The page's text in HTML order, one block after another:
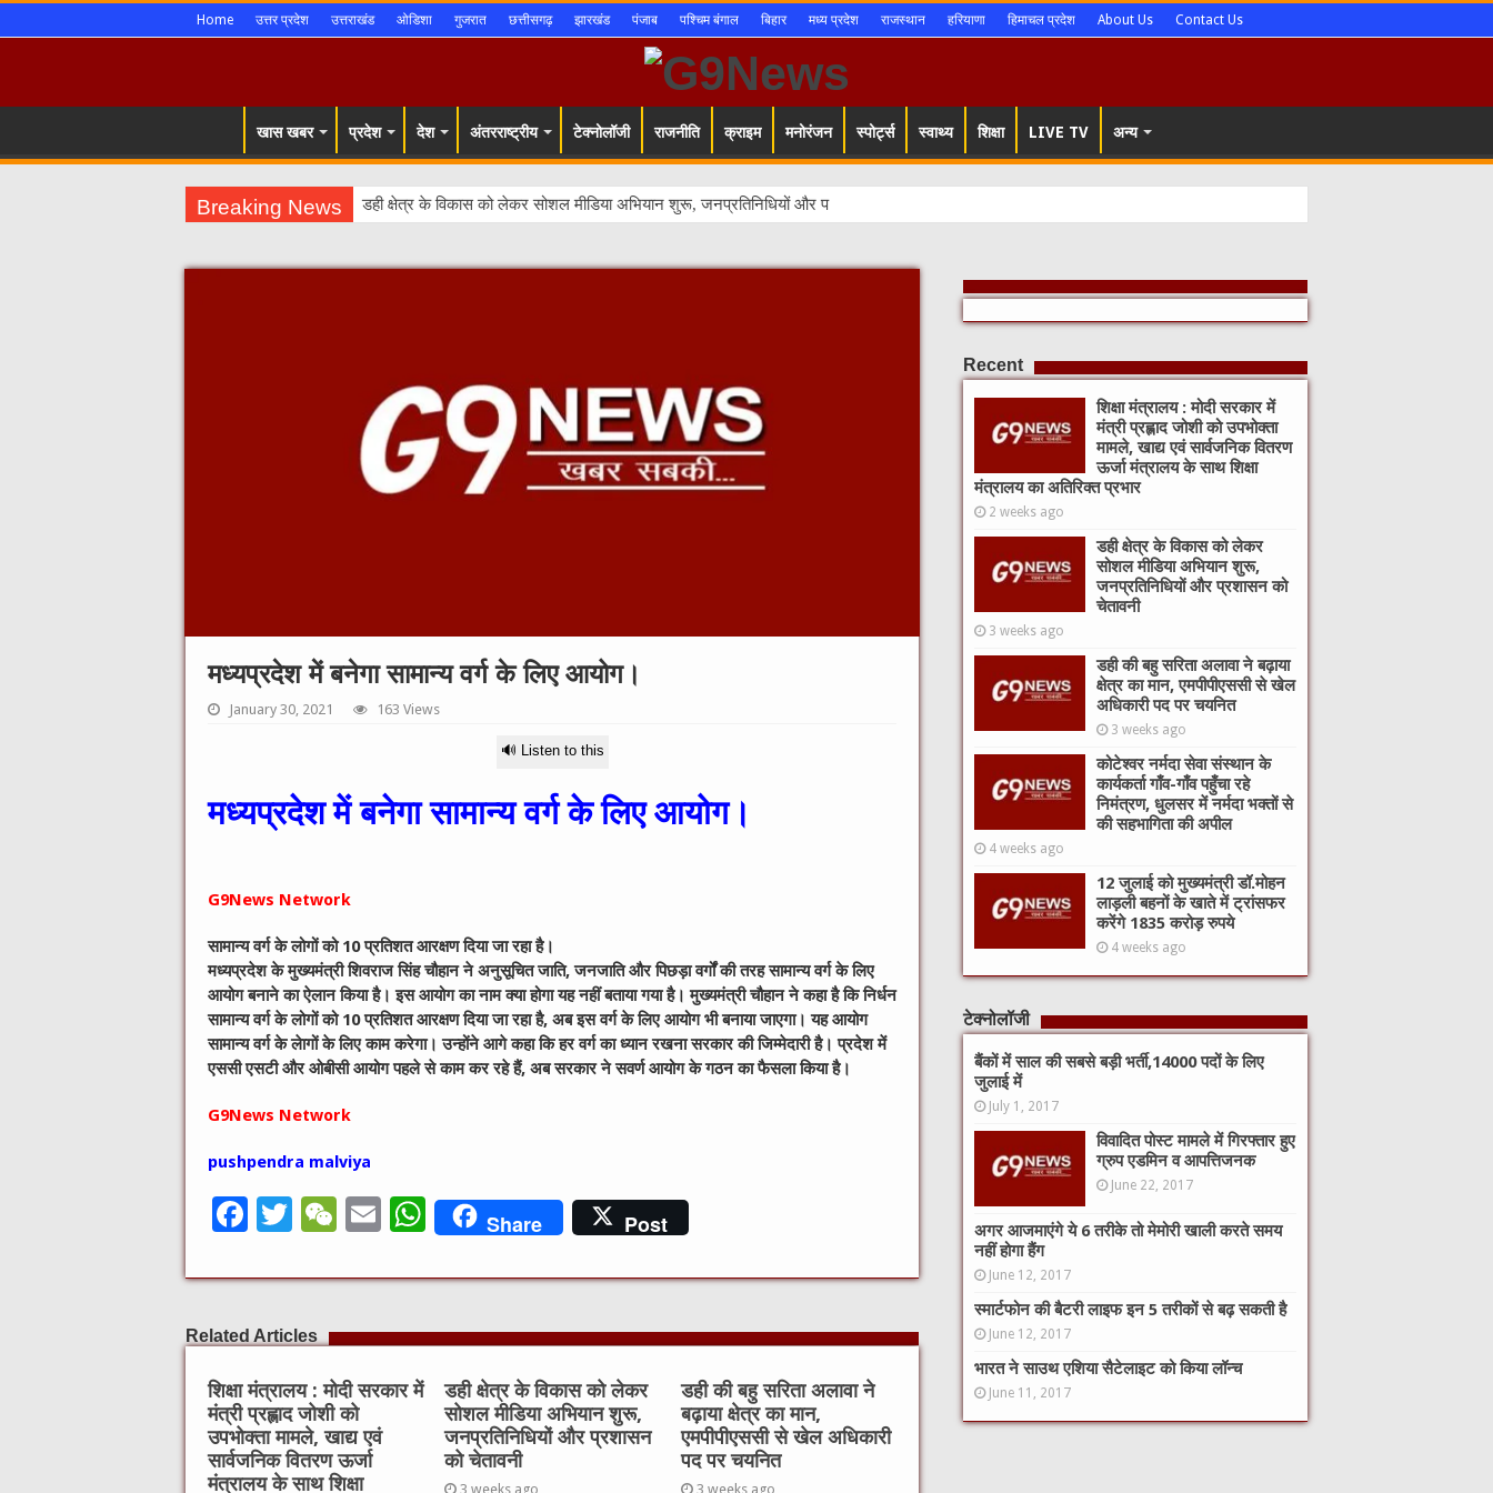
Home उत्तर प्रदेश उत्तराखंड ओडिशा गुजरात छत्तीसगढ़ झारखंड पंजाब पश्चिम बंगाल बिहार मध्य प्रदेश राजस्थान हरियाणा हिमाचल प्रदेश About Us Contact Us
खास खबर प्रदेश देश अंतरराष्ट्रीय टेक्नोलॉजी राजनीति क्राइम मनोरंजन स्पोर्ट्स स्वाथ्य शिक्षा LIVE TV अन्य
Breaking News
मध्यप्रदेश में बनेगा सामान्य वर्ग के लिए आयोग।
January 30, 2021 163 Views
🔊 Listen to this
मध्यप्रदेश में बनेगा सामान्य वर्ग के लिए आयोग।
G9News Network
सामान्य वर्ग के लोगों को 10 प्रतिशत आरक्षण दिया जा रहा है।
मध्यप्रदेश के मुख्यमंत्री शिवराज सिंह चौहान ने अनुसूचित जाति, जनजाति और पिछड़ा वर्गों की तरह सामान्य वर्ग के लिए
आयोग बनाने का ऐलान किया है। इस आयोग का नाम क्या होगा यह नहीं बताया गया है। मुख्यमंत्री चौहान ने कहा है कि निर्धन
सामान्य वर्ग के लोगों को 10 प्रतिशत आरक्षण दिया जा रहा है, अब इस वर्ग के लिए आयोग भी बनाया जाएगा। यह आयोग
सामान्य वर्ग के लेागों के लिए काम करेगा। उन्होंने आगे कहा कि हर वर्ग का ध्यान रखना सरकार की जिम्मेदारी है। प्रदेश में
एससी एसटी और ओबीसी आयोग पहले से काम कर रहे हैं, अब सरकार ने सवर्ण आयोग के गठन का फैसला किया है।
G9News Network
pushpendra malviya
F
c
e
b
o
o
k
T
it
te
r
W
C
h
at
E
ai
l
W
h
at
s
A
p
p
Share Post
Related Articles
शिक्षा मंत्रालय : मोदी सरकार में
मंत्री प्रह्लाद जोशी को
उपभोक्ता मामले, खाद्य एवं
सार्वजनिक वितरण ऊर्जा
मंत्रालय के साथ शिक्षा
डही क्षेत्र के विकास को लेकर
सोशल मीडिया अभियान शुरू,
जनप्रतिनिधियों और प्रशासन
को चेतावनी
3 weeks ago
डही की बहु सरिता अलावा ने
बढ़ाया क्षेत्र का मान,
एमपीपीएससी से खेल अधिकारी
पद पर चयनित
3 weeks ago
Recent
शिक्षा मंत्रालय : मोदी सरकार में
मंत्री प्रह्लाद जोशी को उपभोक्ता
मामले, खाद्य एवं सार्वजनिक वितरण
ऊर्जा मंत्रालय के साथ शिक्षा
मंत्रालय का अतिरिक्त प्रभार
2 weeks ago
डही क्षेत्र के विकास को लेकर
सोशल मीडिया अभियान शुरू,
जनप्रतिनिधियों और प्रशासन को
चेतावनी
3 weeks ago
डही की बहु सरिता अलावा ने बढ़ाया
क्षेत्र का मान, एमपीपीएससी से खेल
अधिकारी पद पर चयनित
3 weeks ago
कोटेश्वर नर्मदा सेवा संस्थान के
कार्यकर्ता गाँव-गाँव पहुँचा रहे
निमंत्रण, धुलसर में नर्मदा भक्तों से
की सहभागिता की अपील
4 weeks ago
12 जुलाई को मुख्यमंत्री डॉ.मोहन
लाड़ली बहनों के खाते में ट्रांसफर
करेंगे 1835 करोड़ रुपये
4 weeks ago
टेक्नोलॉजी
बैंकों में साल की सबसे बड़ी भर्ती,14000 पदों के लिए
जुलाई में
July 1, 2017
विवादित पोस्ट मामले में गिरफ्तार हुए
ग्रुप एडमिन व आपत्तिजनक
June 22, 2017
अगर आजमाएंगे ये 6 तरीके तो मेमोरी खाली करते समय
नहीं होगा हैंग
June 12, 2017
स्मार्टफोन की बैटरी लाइफ इन 5 तरीकों से बढ़ सकती है
June 12, 2017
भारत ने साउथ एशिया सैटेलाइट को किया लॉन्च
June 11, 2017